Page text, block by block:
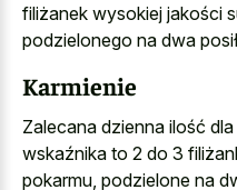
filiżanek wysokiej jakości
podzielonego na dwa
Karmienie
Zalecana dzienna ilość
wskaźnika to 2 do 3
pokarmu, podzielone na